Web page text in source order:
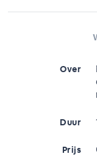
Over
Duur
Prijs